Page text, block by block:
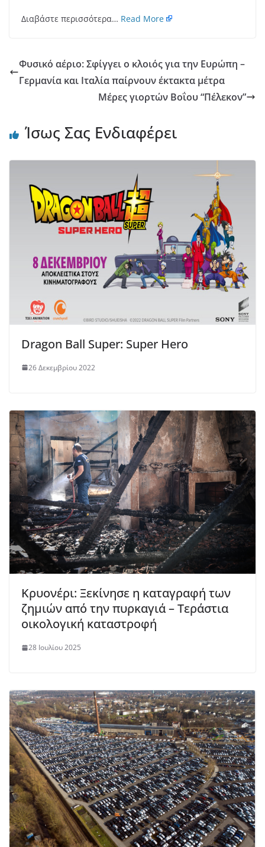
Διαβάστε περισσότερα… Read More
Φυσικό αέριο: Σφίγγει ο κλοιός για την Ευρώπη –
Γερμανία και Ιταλία παίρνουν έκτακτα μέτρα
Μέρες γιορτών Βοΐου “Πέλεκον”
Ίσως Σας Ενδιαφέρει
Dragon Ball Super: Super Hero
26 Δεκεμβρίου 2022
Κρυονέρι: Ξεκίνησε η καταγραφή των
ζημιών από την πυρκαγιά – Τεράστια
οικολογική καταστροφή
28 Ιουλίου 2025